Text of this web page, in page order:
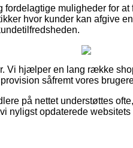
muligheder for
hvor kunder kan afgive
Vi hjælper en lang række
såfremt vores
på nettet understøttes
nyligst opdaterede websitets